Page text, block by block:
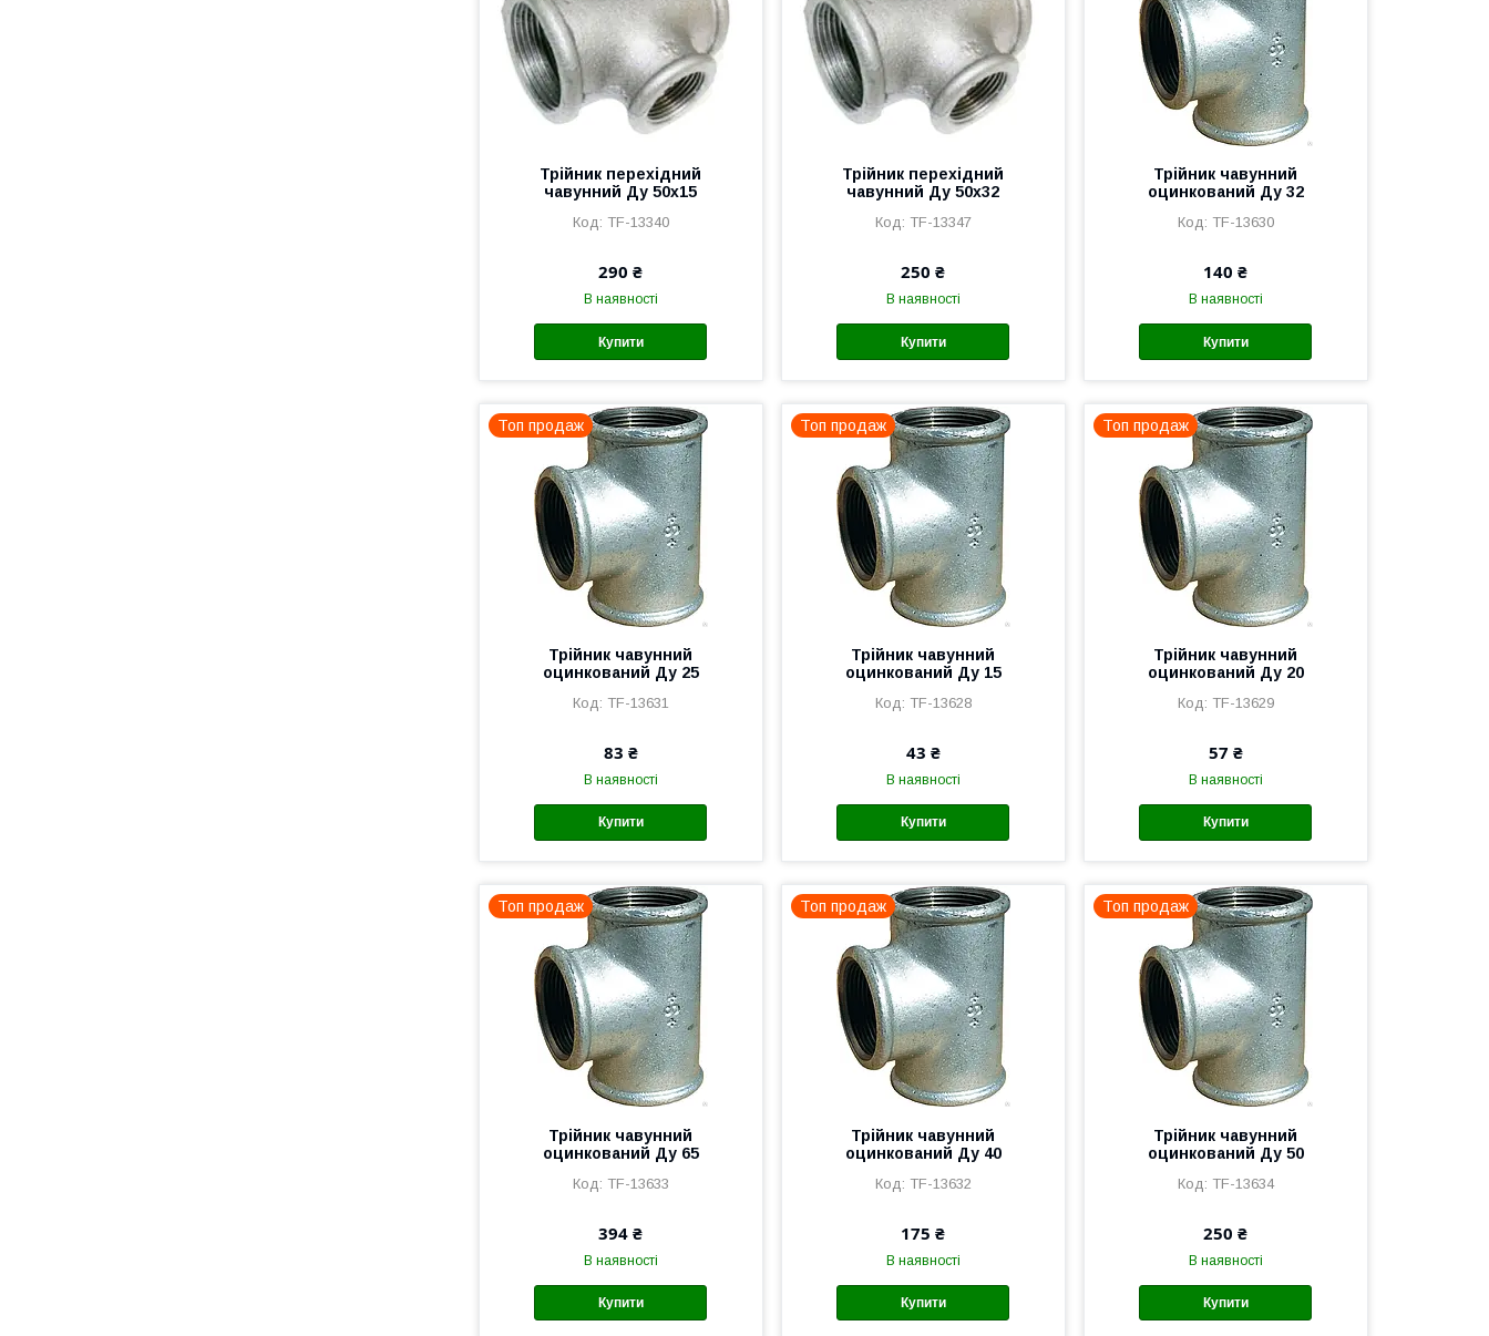
Трійник перехідний
чавунний Ду 50х15
TF-13340
290 ₴
В наявності
Купити
Трійник перехідний
чавунний Ду 50х32
TF-13347
250 ₴
В наявності
Купити
Трійник чавунний
оцинкований Ду 32
TF-13630
140 ₴
В наявності
Купити
Топ продаж
Трійник чавунний
оцинкований Ду 25
TF-13631
83 ₴
В наявності
Купити
Топ продаж
Трійник чавунний
оцинкований Ду 15
TF-13628
43 ₴
В наявності
Купити
Топ продаж
Трійник чавунний
оцинкований Ду 20
TF-13629
57 ₴
В наявності
Купити
Топ продаж
Трійник чавунний
оцинкований Ду 65
TF-13633
394 ₴
В наявності
Купити
Топ продаж
Трійник чавунний
оцинкований Ду 40
TF-13632
175 ₴
В наявності
Купити
Топ продаж
Трійник чавунний
оцинкований Ду 50
TF-13634
250 ₴
В наявності
Купити